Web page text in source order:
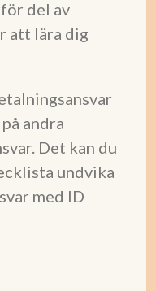
del av
att lära dig
andra
Det kan du
undvika
med ID